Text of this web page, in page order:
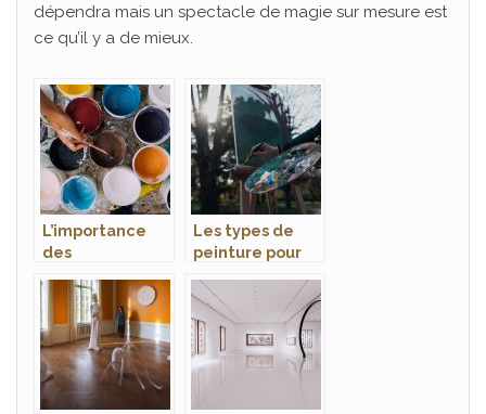
dépendra mais un spectacle de magie sur mesure est
ce qu’il y a de mieux.
L’importance
des
techniques
chez un bon
artiste
Les types de
peinture pour
peintres